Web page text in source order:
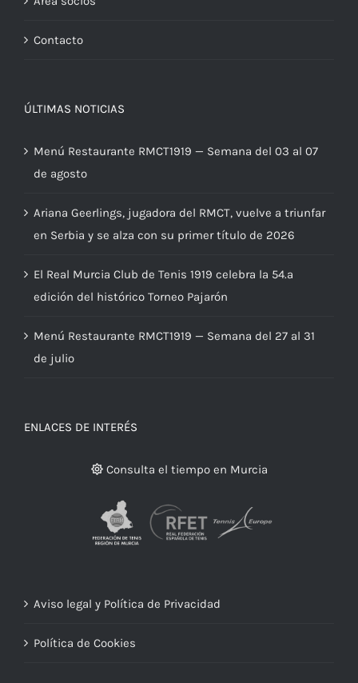
Contacto
ÚLTIMAS NOTICIAS
Menú Restaurante RMCT1919 — Semana del 03 al 07
de agosto
Ariana Geerlings, jugadora del RMCT, vuelve a triunfar
en Serbia y se alza con su primer título de 2026
El Real Murcia Club de Tenis 1919 celebra la 54.ª
edición del histórico Torneo Pajarón
Menú Restaurante RMCT1919 — Semana del 27 al 31
de julio
ENLACES DE INTERÉS
Consulta el tiempo en Murcia
Aviso legal y Política de Privacidad
Política de Cookies